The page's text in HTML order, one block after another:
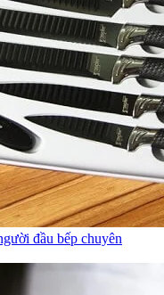
đầu bếp chuyên